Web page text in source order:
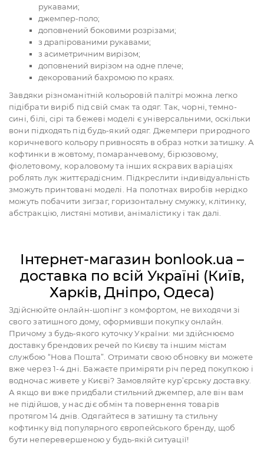
рукавами;
джемпер-поло;
доповнений боковими розрізами;
з драпірованими рукавами;
з асиметричним вирізом;
доповнений вирізом на одне плече;
декорований бахромою по краях.
Завдяки різноманітній кольоровій палітрі можна легко
підібрати виріб під свій смак та одяг. Так, чорні, темно-
сині, білі, сірі та бежеві моделі є універсальними, оскільки
вони підходять під будь-який одяг. Джемпери природного
коричневого кольору привносять в образ нотки затишку. А
кофтинки в жовтому, помаранчевому, бірюзовому,
фіолетовому, кораловому та інших яскравих варіаціях
роблять лук життєрадісним. Підкреслити індивідуальність
зможуть принтовані моделі. На полотнах виробів нерідко
можуть побачити зигзаг, горизонтальну смужку, клітинку,
абстракцію, листяні мотиви, анімалістику і так далі.
Інтернет-магазин bonlook.ua –
доставка по всій Україні (Київ,
Харків, Дніпро, Одеса)
Здійснюйте онлайн-шопінг з комфортом, не виходячи зі
свого затишного дому, оформивши покупку онлайн.
Причому з будь-якого куточку України: ми здійснюємо
доставку брендових речей по Києву та іншим містам
службою “Нова Пошта”. Отримати свою обновку ви можете
вже через 1-4 дні. Бажаєте приміряти річ перед покупкою і
водночас живете у Києві? Замовляйте кур’єрську доставку.
А якщо ви вже придбали стильний джемпер, але він вам
не підійшов, у нас діє обмін та повернення товарів
протягом 14 днів. Одягайтеся в затишну та стильну
кофтинку від популярного європейського бренду, щоб
бути неперевершеною у будь-якій ситуації!